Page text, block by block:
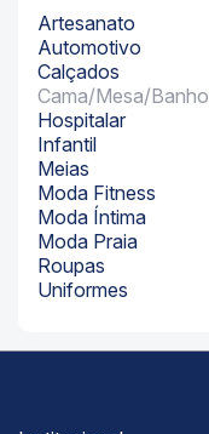
Artesanato
Automotivo
Calçados
Cama/Mesa/Banho
Hospitalar
Infantil
Meias
Moda Fitness
Moda Íntima
Moda Praia
Roupas
Uniformes